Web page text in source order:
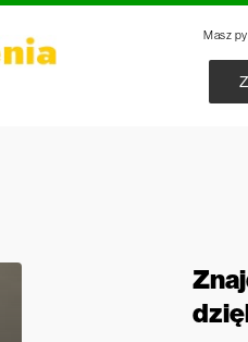
Masz